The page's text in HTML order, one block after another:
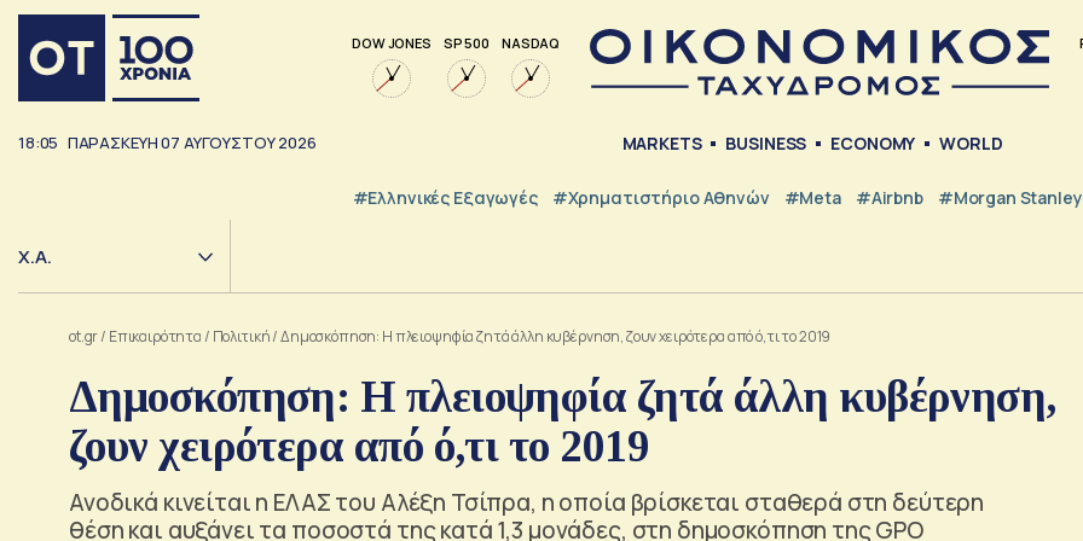
DOW JONES SP 500 NASDAQ
18:05 ΠΑΡΑΣΚΕΥΗ07 ΑΥΓΟΥΣΤΟΥ2026 MARKETS BUSINESS ECONOMY WORLD
#Ελληνικές Εξαγωγές #Χρηματιστήριο Αθηνών #Meta #Airbnb #Morgan Stanley
Χ.Α.
ot.gr/ Επικαιρότητα / Πολιτική/Δημοσκόπηση: Η πλειοψηφία ζητά άλλη κυβέρνηση, ζουν χειρότερα από ό,τι το 2019
Δημοσκόπηση: Η πλειοψηφία ζητά άλλη κυβέρνηση,
ζουν χειρότερα από ό,τι το 2019
Ανοδικά κινείται η ΕΛΑΣ του Αλέξη Τσίπρα, η οποία βρίσκεται σταθερά στη δεύτερη
θέση και αυξάνει τα ποσοστά της κατά 1,3 μονάδες, στη δημοσκόπηση της GPO